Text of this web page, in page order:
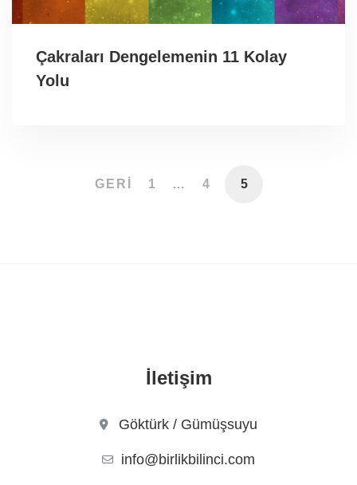
Çakraları Dengelemenin 11 Kolay
Yolu
GERI 1 … 4 5
İletişim
Göktürk / Gümüşsuyu
info@birlikbilinci.com